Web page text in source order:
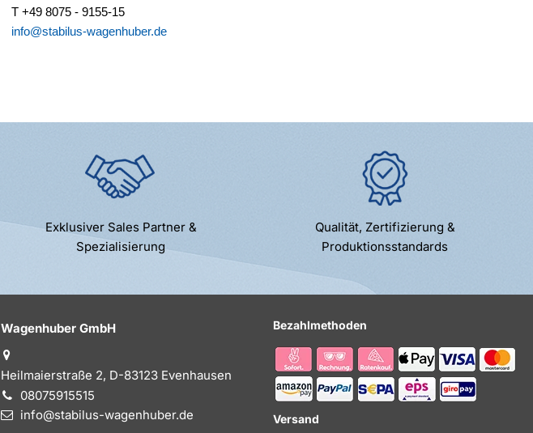
T +49 8075 - 9155-15
info@stabilus-wagenhuber.de
Exklusiver Sales Partner &
Spezialisierung
Qualität, Zertifizierung &
Produktionsstandards
Wagenhuber GmbH
Heilmaierstraße 2, D-83123 Evenhausen
08075915515
info@stabilus-wagenhuber.de
Bezahlmethoden
Versand